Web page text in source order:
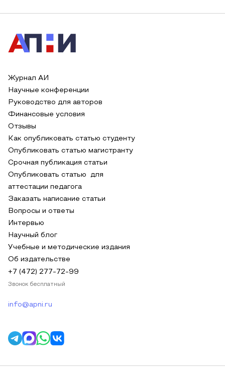
Журнал АИ
Научные конференции
Руководство для авторов
Финансовые условия
Отзывы
Как опубликовать статью студенту
Опубликовать статью магистранту
Срочная публикация статьи
Опубликовать статью для
аттестации педагога
Заказать написание статьи
Вопросы и ответы
Интервью
Научный блог
Учебные и методические издания
Об издательстве
+7 (472) 277-72-99
Звонок бесплатный
info@apni.ru